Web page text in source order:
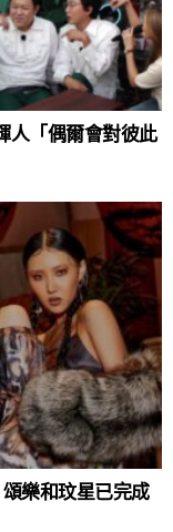
「偶爾會對彼此
樂和玟星已完成